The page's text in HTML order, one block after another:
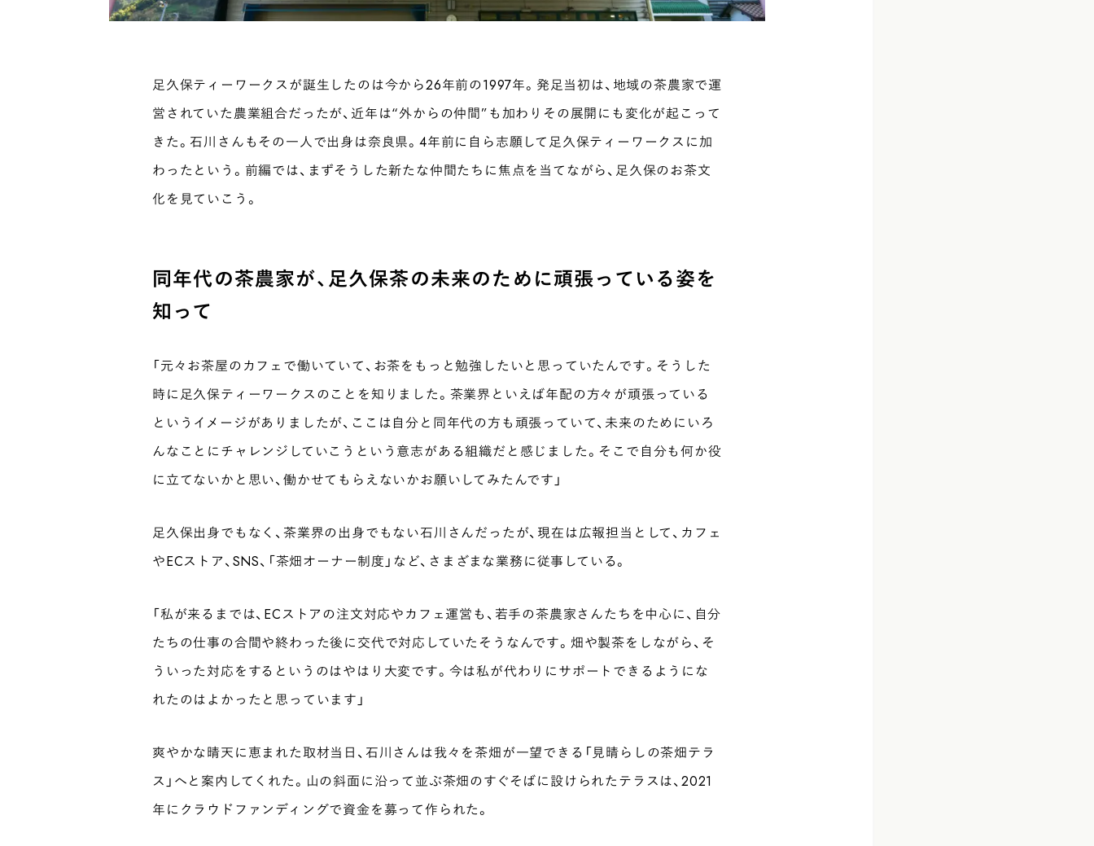
足久保ティーワークスが誕生したのは今から26年前の1997年。発足当初は、地域の茶農家で運
営されていた農業組合だったが、近年は“外からの仲間”も加わりその展開にも変化が起こって
きた。石川さんもその一人で出身は奈良県。4年前に自ら志願して足久保ティーワークスに加
わったという。前編では、まずそうした新たな仲間たちに焦点を当てながら、足久保のお茶文
化を見ていこう。
同年代の茶農家が、足久保茶の未来のために頑張っている姿を
知って
「元々お茶屋のカフェで働いていて、お茶をもっと勉強したいと思っていたんです。そうした
時に足久保ティーワークスのことを知りました。茶業界といえば年配の方々が頑張っている
というイメージがありましたが、ここは自分と同年代の方も頑張っていて、未来のためにいろ
んなことにチャレンジしていこうという意志がある組織だと感じました。そこで自分も何か役
に立てないかと思い、働かせてもらえないかお願いしてみたんです」
足久保出身でもなく、茶業界の出身でもない石川さんだったが、現在は広報担当として、カフェ
やECストア、SNS、「茶畑オーナー制度」など、さまざまな業務に従事している。
「私が来るまでは、ECストアの注文対応やカフェ運営も、若手の茶農家さんたちを中心に、自分
たちの仕事の合間や終わった後に交代で対応していたそうなんです。畑や製茶をしながら、そ
ういった対応をするというのはやはり大変です。今は私が代わりにサポートできるようにな
れたのはよかったと思っています」
爽やかな晴天に恵まれた取材当日、石川さんは我々を茶畑が一望できる「見晴らしの茶畑テラ
ス」へと案内してくれた。山の斜面に沿って並ぶ茶畑のすぐそばに設けられたテラスは、2021
年にクラウドファンディングで資金を募って作られた。